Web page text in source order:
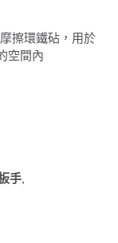
擦環鐵砧，用於
空間內
手